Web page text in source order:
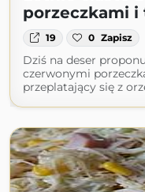
porzeczkami
19 0 Zapisz
Dziś na deser
czerwonymi
przeplatający się z